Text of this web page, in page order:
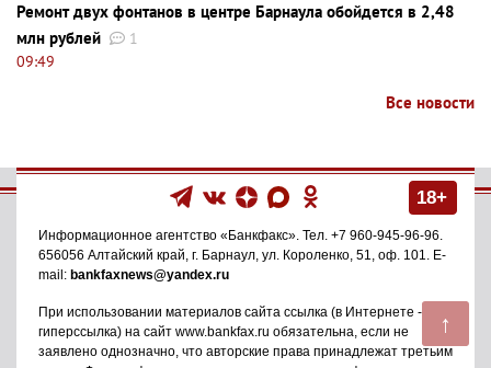
↑
Ремонт двух фонтанов в центре Барнаула обойдется в 2,48
млн рублей
1
09:49
Все новости
18+
Информационное агентство «Банкфакс». Тел. +7 960-945-96-96.
656056 Алтайский край, г. Барнаул, ул. Короленко, 51, оф. 101. E-
mail: bankfaxnews@yandex.ru
При использовании материалов сайта ссылка (в Интернете -
гиперссылка) на сайт www.bankfax.ru обязательна, если не
заявлено однозначно, что авторские права принадлежат третьим